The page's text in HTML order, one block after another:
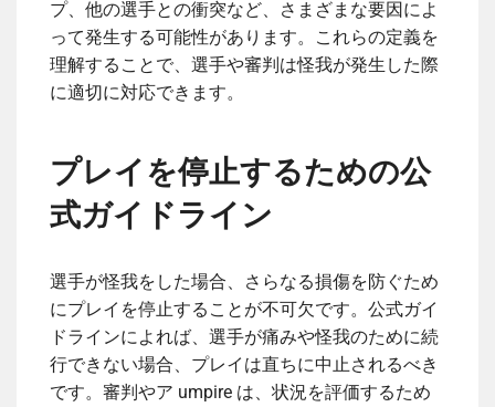
プ、他の選手との衝突など、さまざまな要因によ
って発生する可能性があります。これらの定義を
理解することで、選手や審判は怪我が発生した際
に適切に対応できます。
プレイを停止するための公
式ガイドライン
選手が怪我をした場合、さらなる損傷を防ぐため
にプレイを停止することが不可欠です。公式ガイ
ドラインによれば、選手が痛みや怪我のために続
行できない場合、プレイは直ちに中止されるべき
です。審判やア umpire は、状況を評価するため